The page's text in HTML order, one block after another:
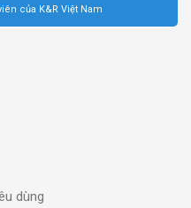
của K&R Việt Nam
dùng